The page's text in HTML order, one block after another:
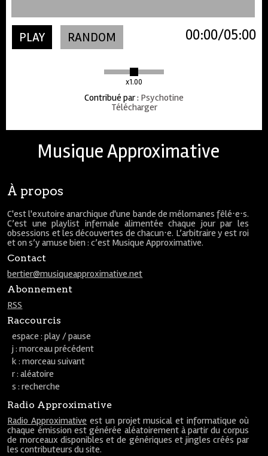
PLAY RANDOM
x1.00
05:00
00:00
Contribué par: Psychotine
Télécharger
Musique Approximative
À propos
C'est l'exutoire anarchique d'une bande de mélomanes fêlé⋅e⋅s.
C’est une playlist infernale alimentée chaque jour par les
obsessions et les découvertes de chacun⋅e. L’arbitraire y est roi
et on s’y amuse bien : c’est Musique Approximative.
Contact
bertier@musiqueapproximative.net
Abonnement
RSS
Raccourcis
espace : play / pause
j : morceau précédent
k : morceau suivant
r : aléatoire
s : recherche
Radio Approximative
Radio Approximative est un projet musical et informatique où
chaque émission est générée aléatoirement à partir du corpus
de morceaux disponibles et de génériques et jingles créés par
les contributeurs du site.